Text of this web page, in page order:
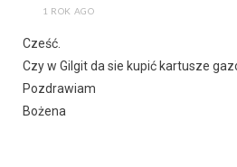
1 ROK AGO
Cześć.
Czy w Gilgit da sie kupić kartusze
Pozdrawiam
Bożena